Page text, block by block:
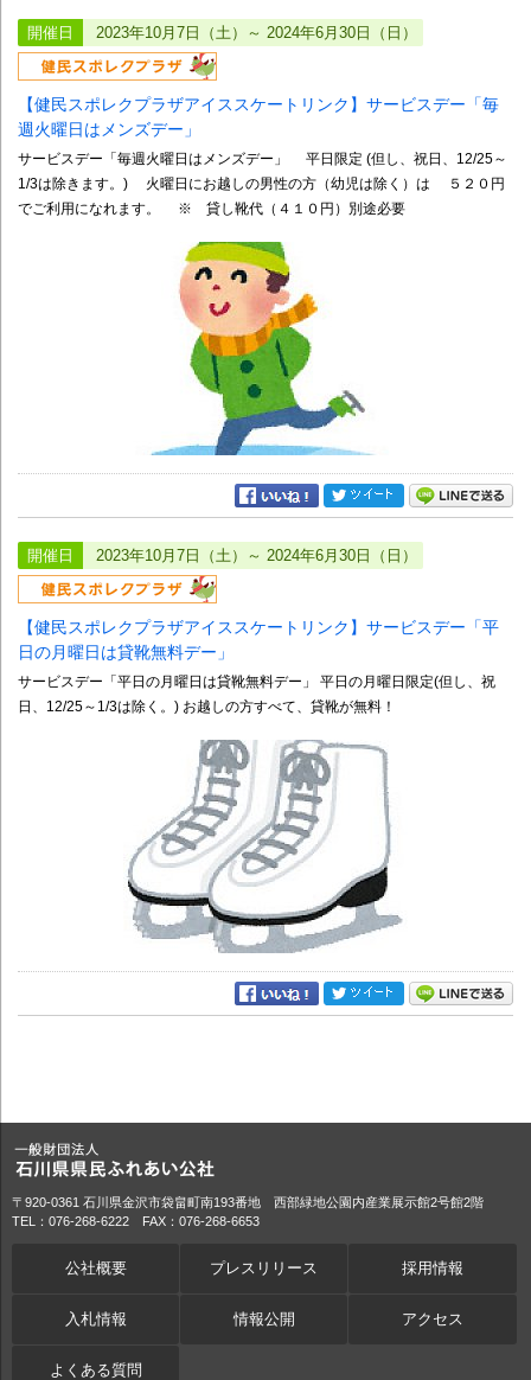
開催日 2023年10月7日（土）～ 2024年6月30日（日）
【健民スポレクプラザアイススケートリンク】サービスデー「毎
週火曜日はメンズデー」
サービスデー「毎週火曜日はメンズデー」 平日限定 (但し、祝日、12/25～
1/3は除きます。) 火曜日にお越しの男性の方（幼児は除く）は ５２０円
でご利用になれます。 ※ 貸し靴代（４１０円）別途必要
開催日 2023年10月7日（土）～ 2024年6月30日（日）
【健民スポレクプラザアイススケートリンク】サービスデー「平
日の月曜日は貸靴無料デー」
サービスデー「平日の月曜日は貸靴無料デー」 平日の月曜日限定(但し、祝
日、12/25～1/3は除く。) お越しの方すべて、貸靴が無料！
〒920-0361 石川県金沢市袋畠町南193番地 西部緑地公園内産業展示館2号館2階
TEL：076-268-6222 FAX：076-268-6653
公社概要 プレスリリース 採用情報
入札情報 情報公開 アクセス
よくある質問